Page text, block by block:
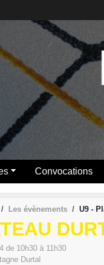
Convocations
Les évènements U9 -
de 10h30 à 11h30
Durtal